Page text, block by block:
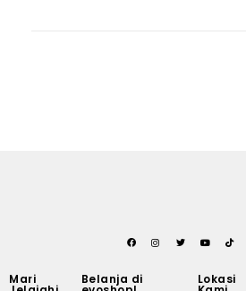
Mari Belanja di Lokasi